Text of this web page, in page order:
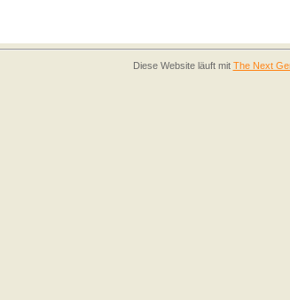
Diese Website läuft mit The Next